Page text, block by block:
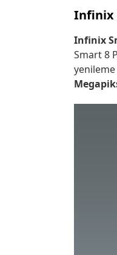
Infinix
Infinix
Smart 8
yenileme